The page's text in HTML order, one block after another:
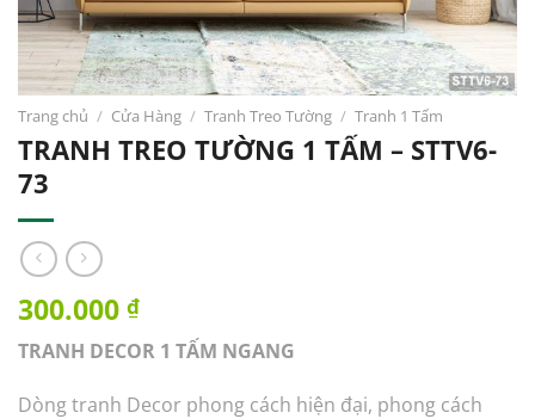
Trang chủ / Cửa Hàng / Tranh Treo Tường / Tranh 1 Tấm
TRANH TREO TƯỜNG 1 TẤM – STTV6-
73
300.000 ₫
TRANH DECOR 1 TẤM NGANG
Dòng tranh Decor phong cách hiện đại, phong cách